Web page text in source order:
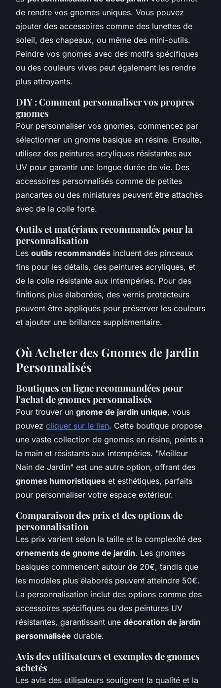
de rendre vos gnomes uniques. Vous pouvez
ajouter des accessoires comme des lunettes de
soleil, des chapeaux, ou même des mini-outils.
Peindre vos gnomes avec des motifs spécifiques
ou des couleurs vives peut également les rendre
plus attrayants.
DIY : Comment personnaliser vos propres
gnomes
Pour personnaliser vos gnomes, commencez par
sélectionner un gnome basique en résine. Ensuite,
utilisez des peintures acryliques résistantes aux
UV pour garantir une longue durée de vie. Des
accessoires personnalisés comme de petites
pancartes ou des miniatures peuvent être attachés
avec de la colle forte.
Outils et matériaux recommandés pour la
personnalisation
Les outils recommandés incluent des pinceaux
fins pour les détails, des peintures acryliques, et
de la colle résistante aux intempéries. Pour des
finitions plus élaborées, des vernis protecteurs
peuvent être appliqués pour préserver les couleurs
et ajouter une brillance supplémentaire.
Où Acheter des Gnomes de Jardin
Personnalisés
Boutiques en ligne recommandées pour
l'achat de gnomes personnalisés
Pour trouver un gnome de jardin unique, vous
pouvez cliquer sur le lien. Cette boutique propose
une vaste collection de gnomes en résine, peints à
la main et résistants aux intempéries. "Meilleur
Nain de Jardin" est une autre option, offrant des
gnomes humoristiques et esthétiques, parfaits
pour personnaliser votre espace extérieur.
Comparaison des prix et des options de
personnalisation
Les prix varient selon la taille et la complexité des
ornements de gnome de jardin. Les gnomes
basiques commencent autour de 20€, tandis que
les modèles plus élaborés peuvent atteindre 50€.
La personnalisation inclut des options comme des
accessoires spécifiques ou des peintures UV
résistantes, garantissant une décoration de jardin
personnalisée durable.
Avis des utilisateurs et exemples de gnomes
achetés
Les avis des utilisateurs soulignent la qualité et la